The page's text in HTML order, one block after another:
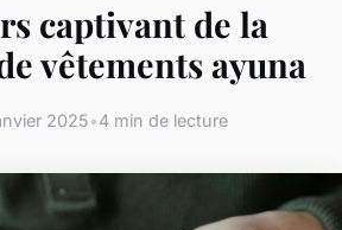
captivant de la
vêtements ayuna
2025•4 min de lecture